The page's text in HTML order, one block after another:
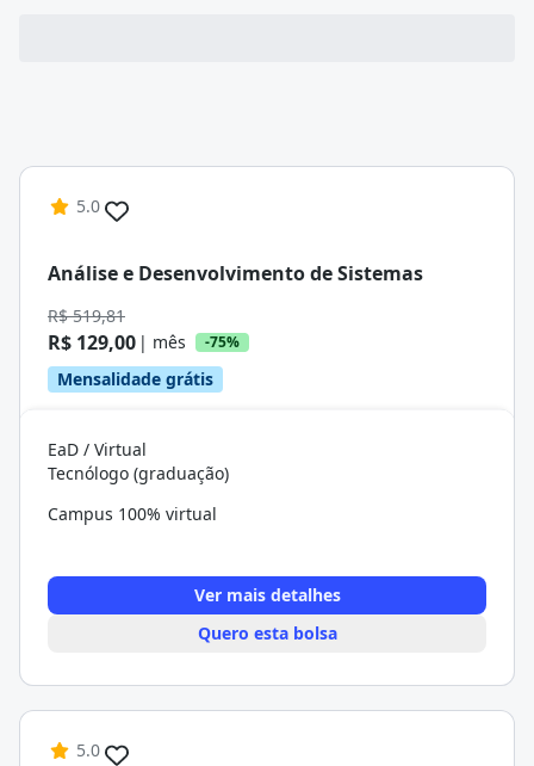
5.0
Análise e Desenvolvimento de Sistemas
R$ 519,81
R$ 129,00 | mês -75%
Mensalidade grátis
EaD / Virtual
Tecnólogo (graduação)
Campus 100% virtual
Ver mais detalhes
Quero esta bolsa
5.0